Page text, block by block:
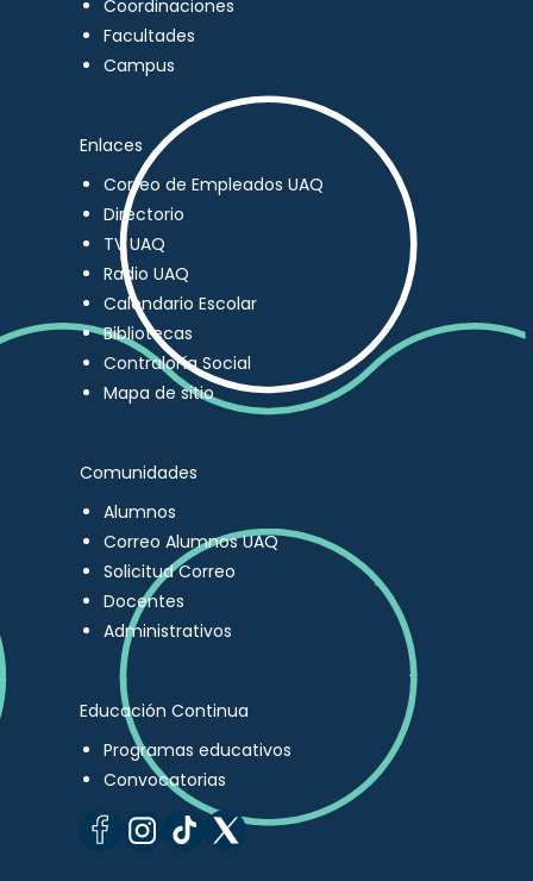
Coordinaciones
Facultades
Campus
Enlaces
Correo de Empleados UAQ
Directorio
TV UAQ
Radio UAQ
Calendario Escolar
Bibliotecas
Contraloría Social
Mapa de sitio
Comunidades
Alumnos
Correo Alumnos UAQ
Solicitud Correo
Docentes
Administrativos
Educación Continua
Programas educativos
Convocatorias